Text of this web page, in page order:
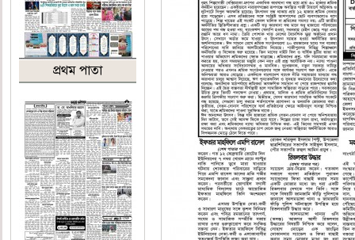
প্রথম পাতা